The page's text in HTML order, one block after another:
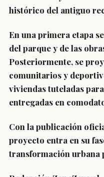
histórico del antiguo
En una primera etapa
del parque y de las
Posteriormente, se
comunitarios y
viviendas tuteladas
entregadas en
Con la publicación
proyecto entra en su
transformación urbana